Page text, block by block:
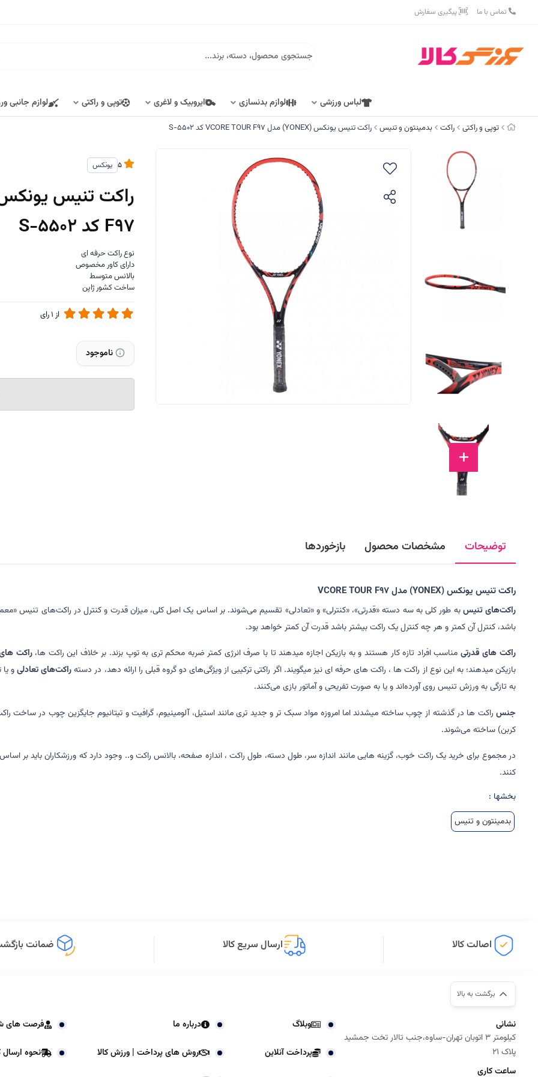
تماس با ما پیگیری سفارش
لباس ورزشی لوازم بدنسازی ایروبیک و لاغری توپی و راکتی لوازم جانبی
توپی و راکتی راکت بدمینتون و تنیس راکت تنیس یونکس (YONEX) مدل VCORE TOUR F97 کد S-5502
یونکس
F97 کد S-5502
نوع راکت حرفه ای
دارای کاور مخصوص
بالانس متوسط
ساخت کشور ژاپن
از 1رای
ناموجود
توضیحات مشخصات محصول بازخوردها
راکت تنیس یونکس (YONEX) مدل VCORE TOUR F97
راکت‌های تنیسبه طور کلی به سه دسته «قدرتی»، «کنترلی» و «تعادلی» تقسیم می‌شوند. بر اساس یک اصل کلی، میزان قدرت و کنترل در راکت‌های تنیس
باشد، کنترل آن کمتر و هر چه کنترل یک راکت بیشتر باشد قدرت آن کمتر خواهد بود.
راکت های قدرتی مناسب افراد تازه کار هستند و به بازیکن اجازه میدهند تا با صرف انرژی کمتر ضربه محکم تری به توپ بزند. بر خلاف این راکت ها،راکت
بازیکن میدهند؛ به این نوع از راکت ها ، راکت های حرفه ای نیز میگویند. اگر راکتی ترکیبی از ویژگی‌های دو گروه قبلی را ارائه دهد، در دستهراکت‌های تعادلی
به تازگی به ورزش تنیس روی‌ آورده‌اند و یا به صورت تفریحی و آماتور بازی می‌کنند.
جنسراکت ها در گذشته از چوب ساخته میشدند اما امروزه مواد سبک تر و جدید تری ماننداستیل، آلومینیوم، گرافیت و تیتانیوم جایگزین چوب در ساخت
کربن) ساخته می‌شوند.
در مجموع برای خرید یک راکت خوب، گزینه هایی مانند اندازه سر، طول دسته، طول راکت ، اندازه صفحه، بالانس راکت و.. وجود دارد که ورزشکاران باید بر
کنند.
بخشها :
بدمینتون و تنیس
اصالت کالا ارسال سریع کالا ضمانت
برگشت به بالا
نشانی
کیلومتر 3 اتوبان تهران-ساوه،جنب تالار تخت جمشید
پلاک 21
ساعت کاری
وبلاگ درباره ما فرصت های
پرداخت آنلاین روش های پرداخت | ورزش کالا نحوه ارسال